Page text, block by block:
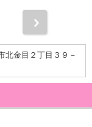
北金目２丁目３９－